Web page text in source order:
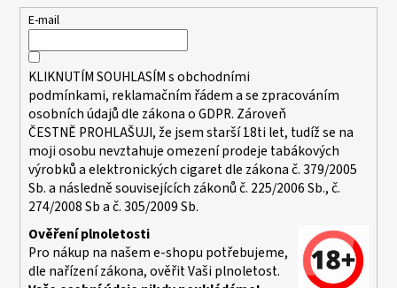
E-mail
KLIKNUTÍM SOUHLASÍM sobchodními
podmínkami, reklamačním řádem a se zpracováním
osobních údajů dle zákona oGDPR. Zároveň
ČESTNĚ PROHLAŠUJI, že jsem starší 18ti let, tudíž se na
moji osobu nevztahuje omezení prodeje tabákových
výrobků a elektronických cigaret dle zákona č. 379/2005
Sb. a následně souvisejících zákonů č. 225/2006 Sb., č.
274/2008 Sb a č. 305/2009 Sb.
Ověření plnoletosti
Pro nákup na našem e-shopu potřebujeme,
dle nařízení zákona, ověřit Vaši plnoletost.